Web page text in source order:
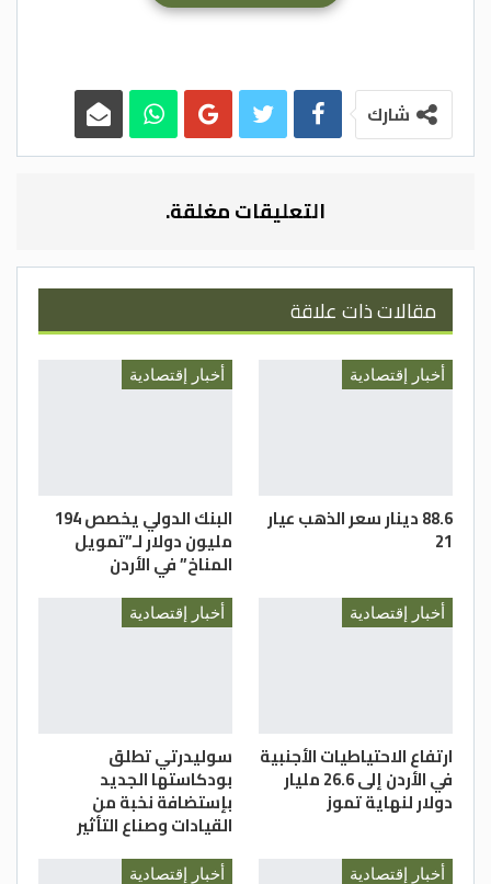
وأضاف، أن عمليات التصدير جرت غالبيتها من
نفط كركوك عبر ميناء جيهان التركي.
وأشارت الوزارة إلى أن مبيعات النفط سجلت
إيرادا إضافيا تجاوز الـ (74) مليونا و(992) ألفا
شارك
التعليقات مغلقة.
مقالات ذات علاقة
أخبار إقتصادية
88.6 دينار سعر الذهب عيار
21
أخبار إقتصادية
البنك الدولي يخصص 194
مليون دولار لـ”تمويل
المناخ” في الأردن
أخبار إقتصادية
ارتفاع الاحتياطيات الأجنبية
في الأردن إلى 26.6 مليار
دولار لنهاية تموز
أخبار إقتصادية
سوليدرتي تطلق
بودكاستها الجديد
بإستضافة نخبة من
القيادات وصناع التأثير
أخبار إقتصادية أخبار إقتصادية